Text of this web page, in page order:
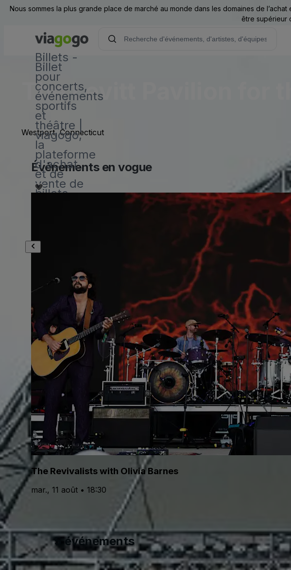
Nous sommes la plus grande place de marché au monde dans les domaines de
être supérieur
Billets -
Billet
pour
concerts,
événements
sportifs
et
théâtre |
viagogo,
la
plateforme
d'achat
et de
vente de
billets
The Levitt Pavilion for
Westport, Connecticut
Événements en vogue
The Revivalists with Olivia Barnes
mar., 11 août • 18:30
5 événements